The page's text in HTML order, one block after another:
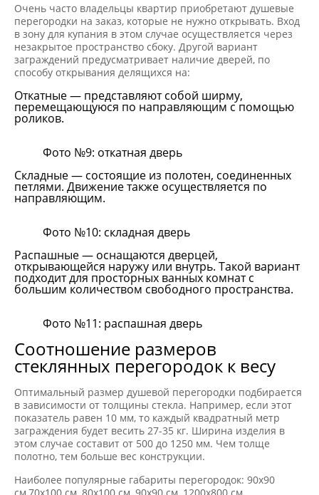
Очень часто владельцы квартир приобретают душевые
перегородки на заказ, которые не нужно открывать. Вход
в зону для купания в этом случае осуществляется через
незакрытое пространство сбоку. Другой вариант
заграждений предусматривает наличие дверей, по
способу открывания делящихся на:
Откатные — представляют собой ширму,
перемещающуюся по направляющим с помощью
роликов.
Фото №9: откатная дверь
Складные — состоящие из полотен, соединенных
петлями. Движение также осуществляется по
направляющим.
Фото №10: складная дверь
Распашные — оснащаются дверцей,
открывающейся наружу или внутрь. Такой вариант
подходит для просторных ванных комнат с
большим количеством свободного пространства.
Фото №11: распашная дверь
Соотношение размеров
стеклянных перегородок к весу
Оптимальный размер душевой перегородки подбирается
в зависимости от толщины стекла. Например, если этот
показатель равен 10 мм, то каждый квадратный метр
заграждения будет весить 27-35 кг. Ширина изделия в
этом случае составит от 500 до 1250 мм. Чем толще
полотно, тем больше вес конструкции.
Наиболее популярные габариты перегородок: 90х90